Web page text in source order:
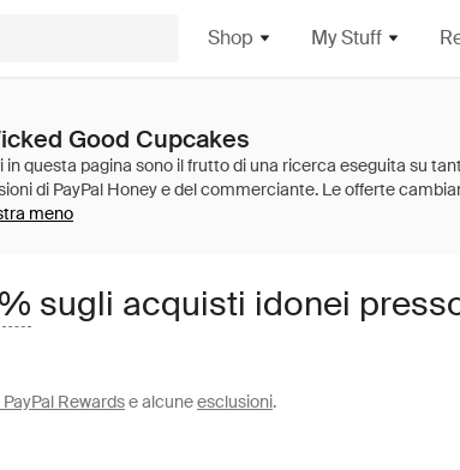
Shop My Stuff
Good Cupcakes
meno
sugli acquisti idonei
Rewardse alcuneesclusioni.